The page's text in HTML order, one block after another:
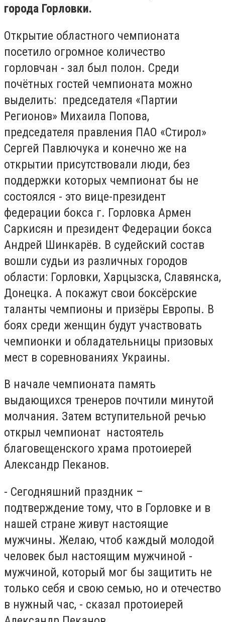
города Горловки.
Открытие областного чемпионата
посетило огромное количество
горловчан - зал был полон. Среди
почётных гостей чемпионата можно
выделить: председателя «Партии
Регионов» Михаила Попова,
председателя правления ПАО «Стирол»
Сергей Павлючука и конечно же на
открытии присутствовали люди, без
поддержки которых чемпионат бы не
состоялся - это вице-президент
федерации бокса г. Горловка Армен
Саркисян и президент Федерации бокса
Андрей Шинкарёв. В судейский состав
вошли судьи из различных городов
области: Горловки, Харцызска, Славянска,
Донецка. А покажут свои боксёрские
таланты чемпионы и призёры Европы. В
боях среди женщин будут участвовать
чемпионки и обладательницы призовых
мест в соревнованиях Украины.
В начале чемпионата память
выдающихся тренеров почтили минутой
молчания. Затем вступительной речью
открыл чемпионат настоятель
благовещенского храма протоиерей
Александр Пеканов.
- Сегодняшний праздник –
подтверждение тому, что в Горловке и в
нашей стране живут настоящие
мужчины. Желаю, чтоб каждый молодой
человек был настоящим мужчиной -
мужчиной, который мог бы защитить не
только себя и свою семью, но и отечество
в нужный час, - сказал протоиерей